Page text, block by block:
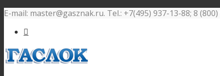
E-mail: master@gasznak.ru. Tel.: +7(495) 937-13-88; 8
